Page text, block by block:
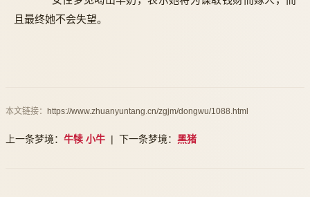
且最终她不会失望。
本文链接： https://www.zhuanyuntang.cn/zgjm/dongwu/1088.html
上一条梦境： 牛犊 小牛 | 下一条梦境： 黑猪